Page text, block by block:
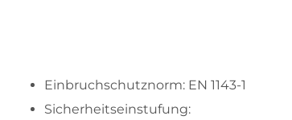
Einbruchschutznorm: EN 1143-1
Sicherheitseinstufung: